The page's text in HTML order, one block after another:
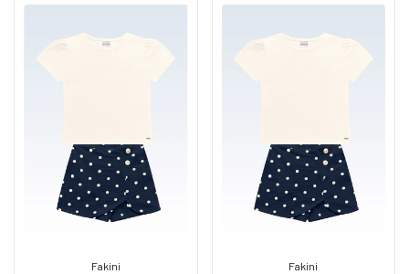
Fakini Fakini